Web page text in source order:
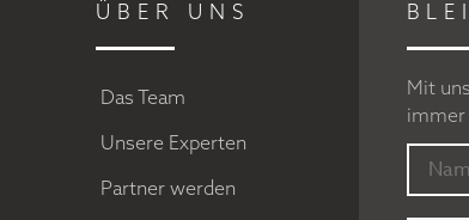
ÜBER UNS
Das Team
Unsere Experten
Partner werden
Mit
immer